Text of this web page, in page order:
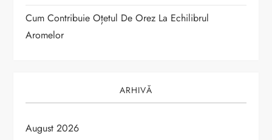
Cum Contribuie Oțetul De Orez La Echilibrul
Aromelor
ARHIVĂ
August 2026